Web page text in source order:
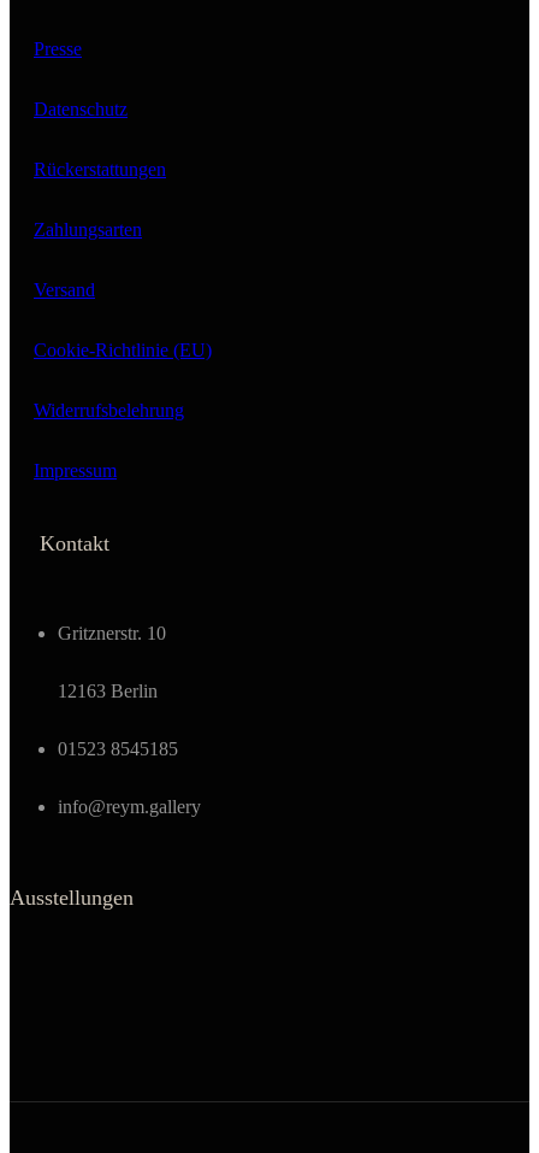
Presse
Datenschutz
Rückerstattungen
Zahlungsarten
Versand
Cookie-Richtlinie (EU)
Widerrufsbelehrung
Impressum
Kontakt
Gritznerstr. 10
12163 Berlin
01523 8545185
info@reym.gallery
Ausstellungen